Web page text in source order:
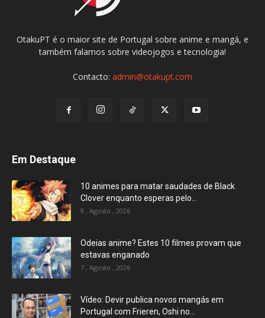
OtakuPT é o maior site de Portugal sobre anime e mangá, e
também falamos sobre videojogos e tecnologia!
Contacto: admin@otakupt.com
Em Destaque
10 animes para matar saudades de Black
Clover enquanto esperas pelo...
9 , Agosto , 2026
Odeias anime? Estes 10 filmes provam que
estavas enganado
7 , Agosto , 2026
Vídeo: Devir publica novos mangás em
Portugal com Frieren, Oshi no...